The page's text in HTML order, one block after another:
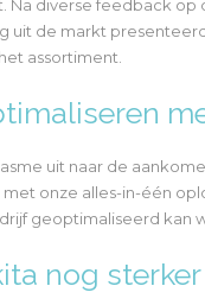
Na diverse feedback
uit de markt
assortiment.
uit naar de
onze alles-in-één
geoptimaliseerd kan
nog sterker